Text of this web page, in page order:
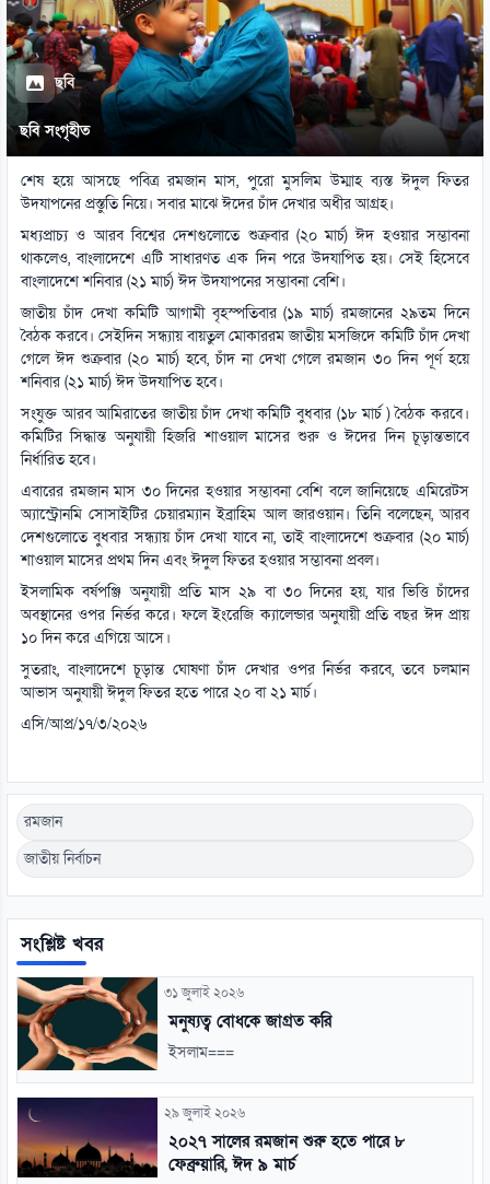
ছবি
ছবি সংগৃহীত
শেষ হয়ে আসছে পবিত্র রমজান মাস, পুরো মুসলিম উম্মাহ ব্যস্ত ঈদুল ফিতর
উদযাপনের প্রস্তুতি নিয়ে। সবার মাঝে ঈদের চাঁদ দেখার অধীর আগ্রহ।
মধ্যপ্রাচ্য ও আরব বিশ্বের দেশগুলোতে শুক্রবার (২০ মার্চ) ঈদ হওয়ার সম্ভাবনা
থাকলেও, বাংলাদেশে এটি সাধারণত এক দিন পরে উদযাপিত হয়। সেই হিসেবে
বাংলাদেশে শনিবার (২১ মার্চ) ঈদ উদযাপনের সম্ভাবনা বেশি।
জাতীয় চাঁদ দেখা কমিটি আগামী বৃহস্পতিবার (১৯ মার্চ) রমজানের ২৯তম দিনে
বৈঠক করবে। সেইদিন সন্ধ্যায় বায়তুল মোকাররম জাতীয় মসজিদে কমিটি চাঁদ দেখা
গেলে ঈদ শুক্রবার (২০ মার্চ) হবে, চাঁদ না দেখা গেলে রমজান ৩০ দিন পূর্ণ হয়ে
শনিবার (২১ মার্চ) ঈদ উদযাপিত হবে।
সংযুক্ত আরব আমিরাতের জাতীয় চাঁদ দেখা কমিটি বুধবার (১৮ মার্চ ) বৈঠক করবে।
কমিটির সিদ্ধান্ত অনুযায়ী হিজরি শাওয়াল মাসের শুরু ও ঈদের দিন চূড়ান্তভাবে
নির্ধারিত হবে।
এবারের রমজান মাস ৩০ দিনের হওয়ার সম্ভাবনা বেশি বলে জানিয়েছে এমিরেটস
অ্যাস্ট্রোনমি সোসাইটির চেয়ারম্যান ইব্রাহিম আল জারওয়ান। তিনি বলেছেন, আরব
দেশগুলোতে বুধবার সন্ধ্যায় চাঁদ দেখা যাবে না, তাই বাংলাদেশে শুক্রবার (২০ মার্চ)
শাওয়াল মাসের প্রথম দিন এবং ঈদুল ফিতর হওয়ার সম্ভাবনা প্রবল।
ইসলামিক বর্ষপঞ্জি অনুযায়ী প্রতি মাস ২৯ বা ৩০ দিনের হয়, যার ভিত্তি চাঁদের
অবস্থানের ওপর নির্ভর করে। ফলে ইংরেজি ক্যালেন্ডার অনুযায়ী প্রতি বছর ঈদ প্রায়
১০ দিন করে এগিয়ে আসে।
সুতরাং, বাংলাদেশে চূড়ান্ত ঘোষণা চাঁদ দেখার ওপর নির্ভর করবে, তবে চলমান
আভাস অনুযায়ী ঈদুল ফিতর হতে পারে ২০ বা ২১ মার্চ।
এসি/আপ্র/১৭/৩/২০২৬
রমজান
জাতীয় নির্বাচন
সংশ্লিষ্ট খবর
৩১ জুলাই ২০২৬
মনুষ্যত্ব বোধকে জাগ্রত করি
ইসলাম===
২৯ জুলাই ২০২৬
২০২৭ সালের রমজান শুরু হতে পারে ৮
ফেব্রুয়ারি, ঈদ ৯ মার্চ